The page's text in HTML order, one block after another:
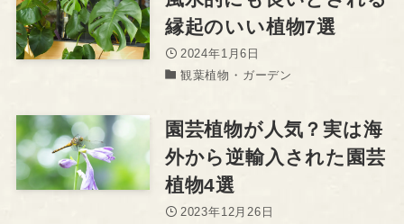
縁起のいい植物7選
2024年1月6日
観葉植物・ガーデン
園芸植物が人気？実は海
外から逆輸入された園芸
植物4選
2023年12月26日